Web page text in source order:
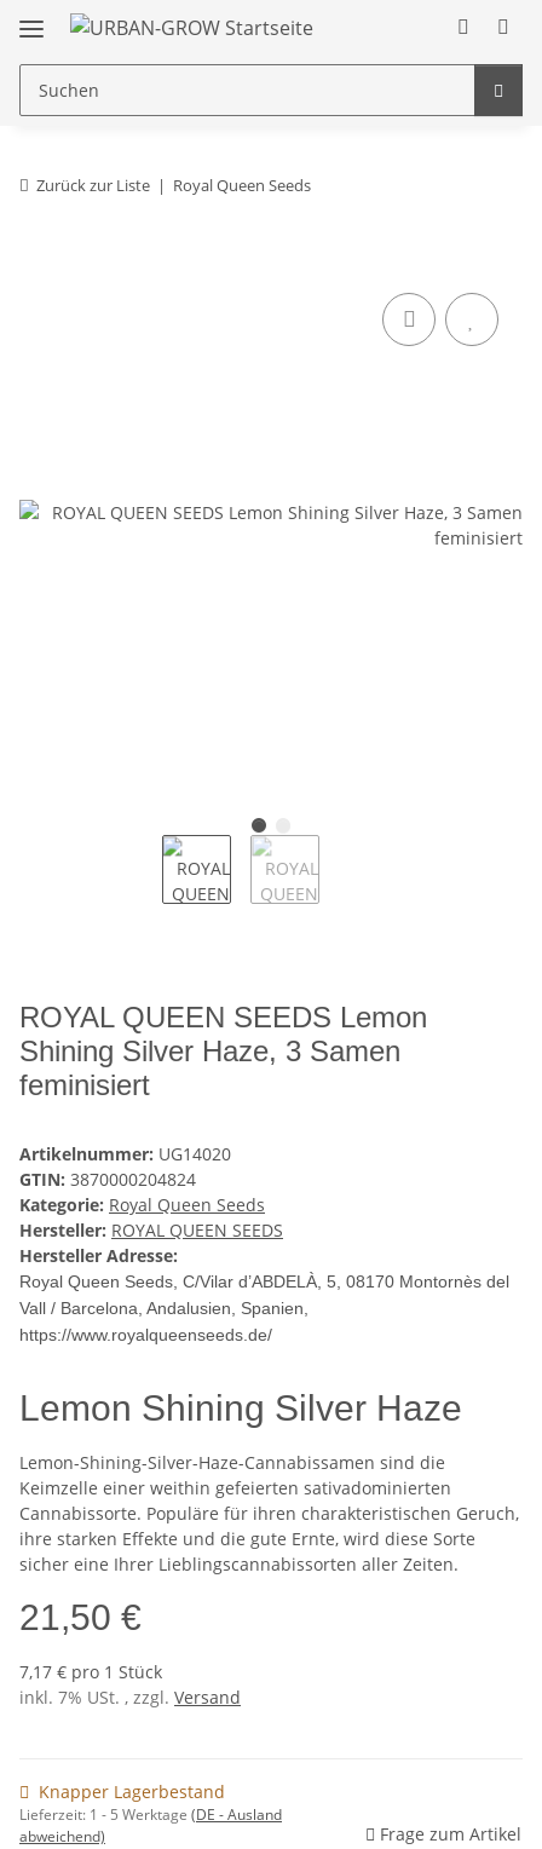
Zurück zur Liste Royal Queen Seeds
ROYAL QUEEN SEEDS Lemon
Shining Silver Haze, 3 Samen
feminisiert
Artikelnummer: UG14020
GTIN: 3870000204824
Kategorie: Royal Queen Seeds
Hersteller: ROYAL QUEEN SEEDS
Hersteller Adresse:
Royal Queen Seeds, C/Vilar d’ABDELÀ, 5, 08170 Montornès del
Vall / Barcelona, Andalusien, Spanien,
https://www.royalqueenseeds.de/
Lemon Shining Silver Haze
Lemon-Shining-Silver-Haze-Cannabissamen sind die
Keimzelle einer weithin gefeierten sativadominierten
Cannabissorte. Populäre für ihren charakteristischen Geruch,
ihre starken Effekte und die gute Ernte, wird diese Sorte
sicher eine Ihrer Lieblingscannabissorten aller Zeiten.
21,50 €
7,17 € pro 1 Stück
inkl. 7% USt. , zzgl. Versand
Knapper Lagerbestand
Lieferzeit: 1 - 5 Werktage (DE - Ausland
abweichend)
Frage zum Artikel